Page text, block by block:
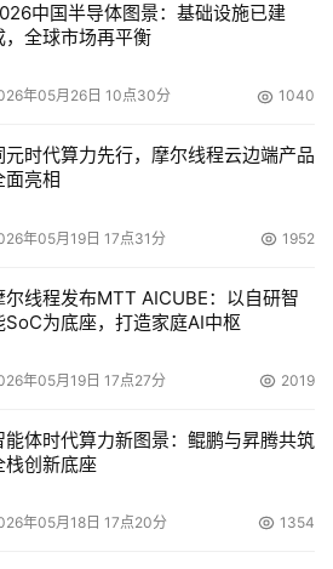
何期望？可能供应商会把其他的功
称为新的“统一存储”。那可能会混
要另一个词汇来描述。
个另外的，高价值的存储能力并具
能会有一个存储系统具有智能地
能力。可以称之为“可归档”存储。
不是革命。但是，它将会被单独定
章内容仅供参考，不构成投资建议。
中国半导体图景：基础设施已建
，全球市场再平衡
年05月26日 10点30分 1040
元时代算力先行，摩尔线程云边端产品
面亮相
年05月19日 17点31分 1952
尔线程发布MTT AICUBE：以自研智
SoC为底座，打造家庭AI中枢
年05月19日 17点27分 2019
能体时代算力新图景：鲲鹏与昇腾共筑
栈创新底座
年05月18日 17点20分 1354